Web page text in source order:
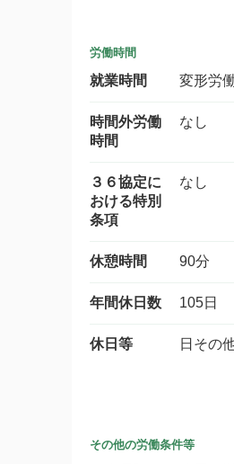
労働時間
就業時間 変形労
時間外労働
時間
なし
３６協定に
おける特別
条項
なし
休憩時間 90分
年間休日数 105日
休日等 日その
その他の労働条件等